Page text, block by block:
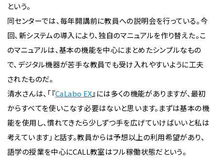
という。
同センターでは、毎年開講前に教員への説明会を行っている。今
回、新システムの導入により、独自のマニュアルを作り替えた。こ
のマニュアルは、基本の機能を中心にまとめたシンプルなもの
で、デジタル機器が苦手な教員でも受け入れやすいように工夫
されたものだ。
清水さんは、「『CaLabo EX』には多くの機能がありますが、最初
からすべてを使いこなす必要はないと思います。まずは基本の機
能を使用し、慣れてきたら少しずつ手を広げていけばいいと私は
考えています」と話す。教員からは予想以上の利用希望があり、
語学の授業を中心にCALL教室はフル稼働状態だという。